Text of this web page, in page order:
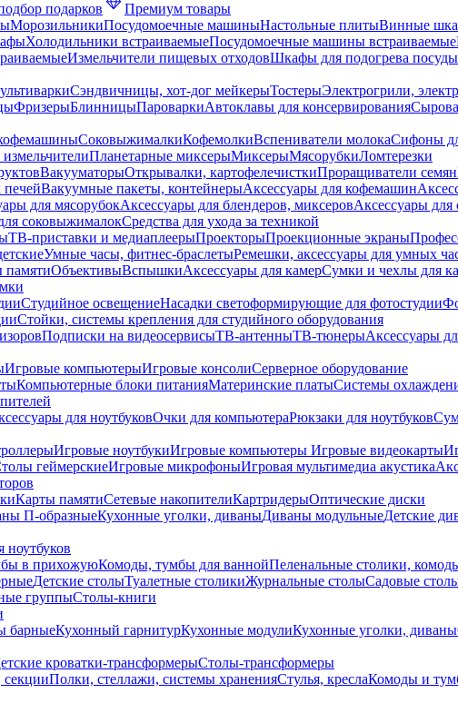
подарков
Премиум товары
МорозильникиПосудомоечные машиныНастольные плитыВинные
Холодильники встраиваемыеПосудомоечные машины встраиваемые
Измельчители пищевых отходовШкафы для подогрева посуды
Сэндвичницы, хот-дог мейкерыТостерыЭлектрогрили,
ФризерыБлинницыПароваркиАвтоклавы для консервирования
СоковыжималкиКофемолкиВспениватели молокаСифоны
Планетарные миксерыМиксерыМясорубкиЛомтерезки
ВакууматорыОткрывалки, картофелечисткиПроращиватели семян
Вакуумные пакеты, контейнерыАксессуары для кофемашин
для мясорубокАксессуары для блендеров, миксеровАксессуары
соковыжималокСредства для ухода за техникой
ТВ-приставки и медиаплеерыПроекторыПроекционные экраны
Умные часы, фитнес-браслетыРемешки, аксессуары для умных
памятиОбъективыВспышкиАксессуары для камерСумки и чехлы для
Студийное освещениеНасадки светоформирующие для фотостудии
Стойки, системы крепления для студийного оборудования
Подписки на видеосервисыТВ-антенныТВ-тюнерыАксессуары
Игровые компьютерыИгровые консолиСерверное оборудование
Компьютерные блоки питанияМатеринские платыСистемы
для ноутбуковОчки для компьютераРюкзаки для ноутбуков
Игровые ноутбукиИгровые компьютеры Игровые видеокарты
геймерскиеИгровые микрофоныИгровая мультимедиа акустика
Карты памятиСетевые накопителиКартридерыОптические диски
П-образныеКухонные уголки, диваныДиваны модульныеДетские
ноутбуков
в прихожуюКомоды, тумбы для ваннойПеленальные столики,
Детские столыТуалетные столикиЖурнальные столыСадовые
группыСтолы-книги
барныеКухонный гарнитурКухонные модулиКухонные уголки, диваны
кроватки-трансформерыСтолы-трансформеры
Полки, стеллажи, системы храненияСтулья, креслаКомоды и